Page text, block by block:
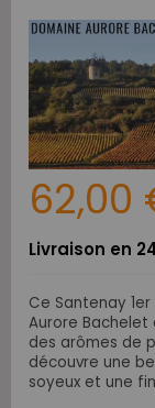
62,00
Livraison en
Ce Santenay
Aurore
des arômes de
découvre une
soyeux et une